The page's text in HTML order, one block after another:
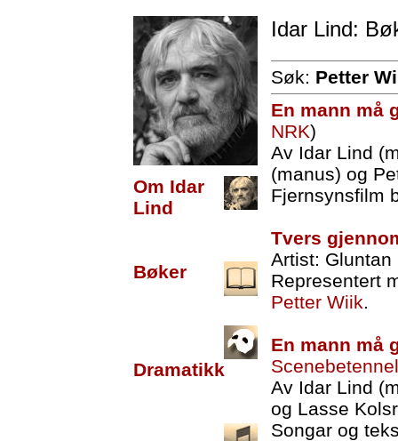
Om Idar
Lind
Bøker
Dramatikk
Idar Lind:
Søk: Petter
En mann må
NRK)
Av Idar Lind
(manus) og
Fjernsynsfilm
Tvers
Artist: Gluntan
Representert
Petter Wiik.
En mann må
Av Idar Lind
og Lasse
Songar og